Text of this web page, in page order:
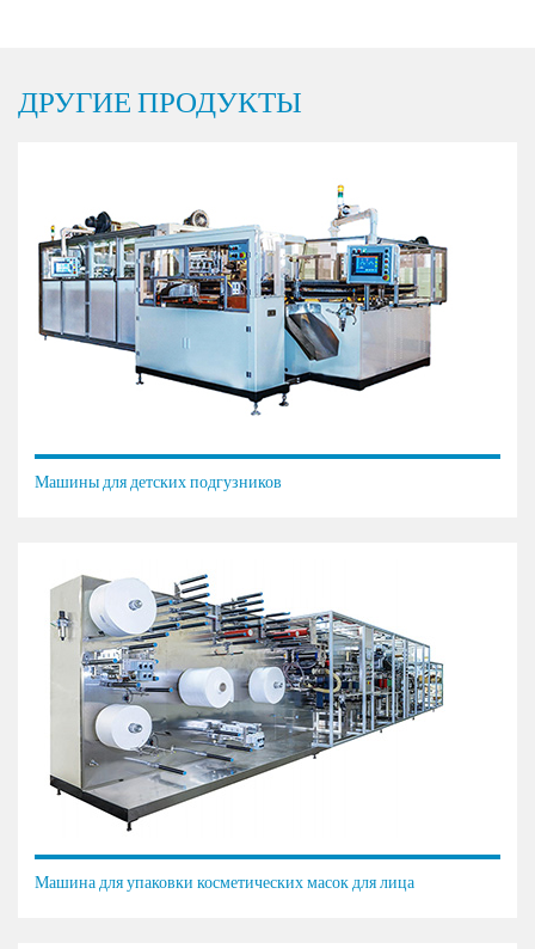
ДРУГИЕ ПРОДУКТЫ
Машины для детских подгузников
Машина для упаковки косметических масок для лица